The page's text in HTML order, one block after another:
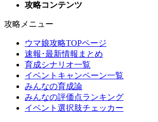
攻略コンテンツ
攻略メニュー
ウマ娘攻略TOPページ
速報･最新情報まとめ
育成シナリオ一覧
イベントキャンペーン一覧
みんなの育成論
みんなの評価点ランキング
イベント選択肢チェッカー